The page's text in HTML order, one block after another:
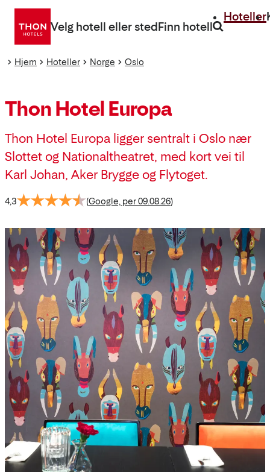
Gå
direkte
Velg hotell eller stedFinn hotell
Hoteller
Hjem Hoteller Norge Oslo
Thon Hotel Europa
Thon Hotel Europa ligger sentralt i Oslo nær
Slottet og Nationaltheatret, med kort vei til
Karl Johan, Aker Brygge og Flytoget.
4,3 (Google, per 09.08.26)